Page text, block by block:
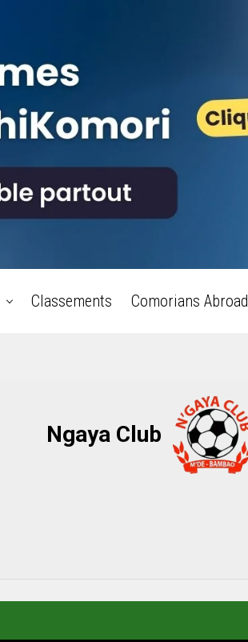
Classements Comorians Abroad
Ngaya Club